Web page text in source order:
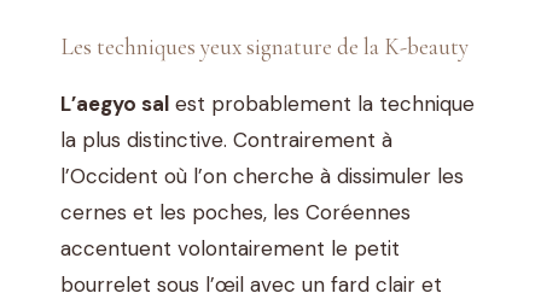
Les techniques yeux signature de la K-beauty
L’aegyo sal est probablement la technique
la plus distinctive. Contrairement à
l’Occident où l’on cherche à dissimuler les
cernes et les poches, les Coréennes
accentuent volontairement le petit
bourrelet sous l’œil avec un fard clair et